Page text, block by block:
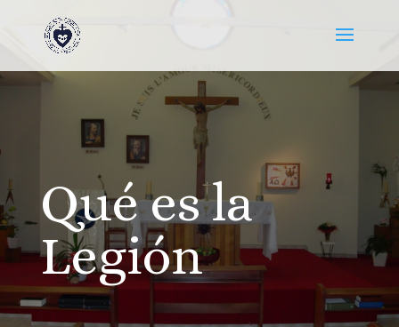
Qué es la
Legión